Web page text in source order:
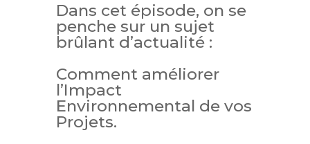
Dans cet épisode, on se
penche sur un sujet
brûlant d’actualité :
Comment améliorer
l’Impact
Environnemental de vos
Projets.